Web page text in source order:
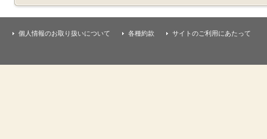
個人情報のお取り扱いについて 各種約款 サイトのご利用にあたって